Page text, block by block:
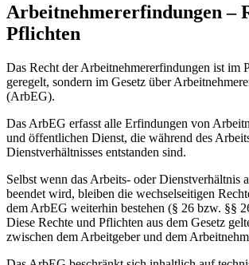
Arbeitnehmererfindungen –
Pflichten
Das Recht der Arbeitnehmererfindungen ist im
geregelt, sondern im Gesetz über
(ArbEG).
Das ArbEG erfasst alle Erfindungen von
und öffentlichen Dienst, die während des
Dienstverhältnisses entstanden sind.
Selbst wenn das Arbeits- oder Dienstverhältnis
beendet wird, bleiben die wechselseitigen
dem ArbEG weiterhin bestehen (§ 26 bzw. §§
Diese Rechte und Pflichten aus dem Gesetz
zwischen dem Arbeitgeber und dem